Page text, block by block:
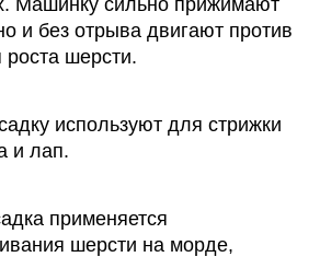
Машинку сильно прижимают
и без отрыва двигают против
шерсти.
используют для стрижки
и лап.
применяется
шерсти на морде,